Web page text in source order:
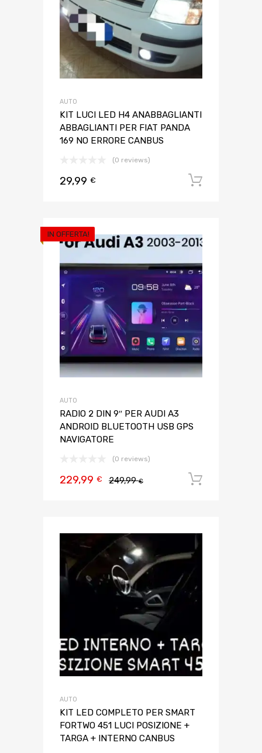
AUTO
KIT LUCI LED H4 ANABBAGLIANTI
ABBAGLIANTI PER FIAT PANDA
169 NO ERRORE CANBUS
(0 reviews)
29,99 €
IN OFFERTA!
AUTO
RADIO 2 DIN 9″ PER AUDI A3
ANDROID BLUETOOTH USB GPS
NAVIGATORE
(0 reviews)
249,99€
229,99 €
AUTO
KIT LED COMPLETO PER SMART
FORTWO 451 LUCI POSIZIONE +
TARGA + INTERNO CANBUS